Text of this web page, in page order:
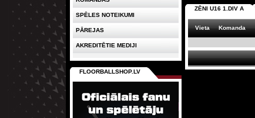
ZĒNI U16 1.DIV A
Vieta Komanda
SPĒLES NOTEIKUMI
PĀREJAS
AKREDITĒTIE MEDIJI
FLOORBALLSHOP.LV